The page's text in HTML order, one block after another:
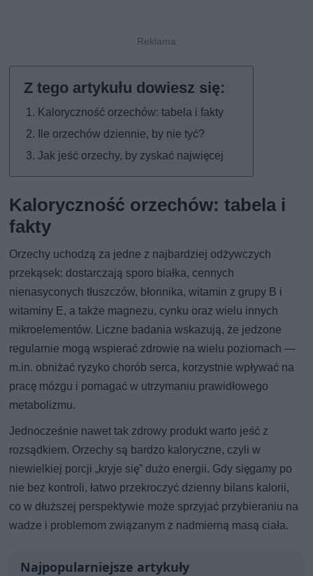
Kaloryczność orzechów: tabela i fakty
Ile orzechów dziennie, by nie tyć?
Jak jeść orzechy, by zyskać najwięcej
Kaloryczność orzechów: tabela i
fakty
Orzechy uchodzą za jedne z najbardziej odżywczych
przekąsek: dostarczają sporo białka, cennych
nienasyconych tłuszczów, błonnika, witamin z grupy B i
witaminy E, a także magnezu, cynku oraz wielu innych
mikroelementów. Liczne badania wskazują, że jedzone
regularnie mogą wspierać zdrowie na wielu poziomach —
m.in. obniżać ryzyko chorób serca, korzystnie wpływać na
pracę mózgu i pomagać w utrzymaniu prawidłowego
metabolizmu.
Jednocześnie nawet tak zdrowy produkt warto jeść z
rozsądkiem. Orzechy są bardzo kaloryczne, czyli w
niewielkiej porcji „kryje się” dużo energii. Gdy sięgamy po
nie bez kontroli, łatwo przekroczyć dzienny bilans kalorii,
co w dłuższej perspektywie może sprzyjać przybieraniu na
wadze i problemom związanym z nadmierną masą ciała.
Najpopularniejsze artykuły